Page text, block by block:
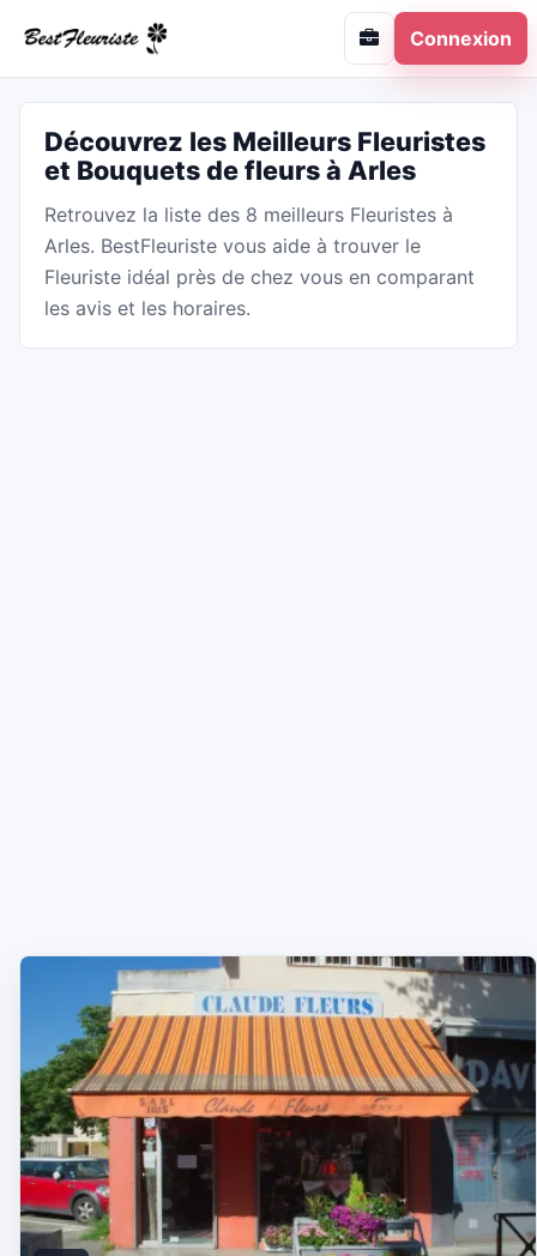
Connexion
Découvrez les Meilleurs Fleuristes
et Bouquets de fleurs à Arles
Retrouvez la liste des 8 meilleurs Fleuristes à
Arles. BestFleuriste vous aide à trouver le
Fleuriste idéal près de chez vous en comparant
les avis et les horaires.